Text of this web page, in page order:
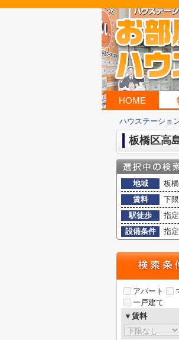
HOME
ハウステーショ
板橋区高
地域
板
賃料
下
駅徒歩
指
設備条件
指
アパート
一戸建て
▼賃料